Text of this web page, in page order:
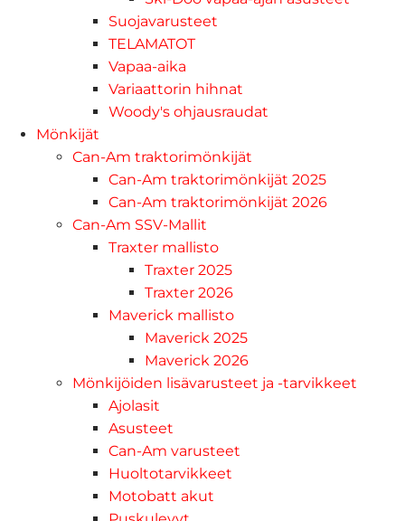
Suojavarusteet
TELAMATOT
Vapaa-aika
Variaattorin hihnat
Woody's ohjausraudat
Mönkijät
Can-Am traktorimönkijät
Can-Am traktorimönkijät 2025
Can-Am traktorimönkijät 2026
Can-Am SSV-Mallit
Traxter mallisto
Traxter 2025
Traxter 2026
Maverick mallisto
Maverick 2025
Maverick 2026
Mönkijöiden lisävarusteet ja -tarvikkeet
Ajolasit
Asusteet
Can-Am varusteet
Huoltotarvikkeet
Motobatt akut